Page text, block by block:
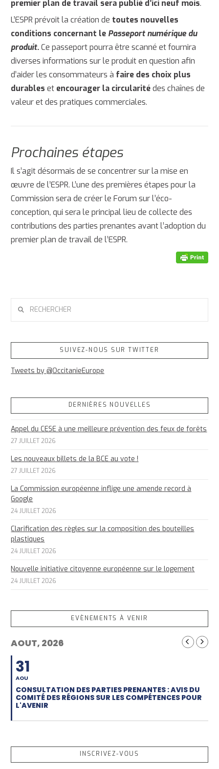
premier plan de travail sera publié d’ici neuf mois.
L’ESPR prévoit la création de toutes nouvelles
conditions concernant le Passeport numérique du
produit.Ce passeport pourra être scanné et fournira
diverses informations sur le produit en question afin
d’aider les consommateurs à faire des choix plus
durables et encourager la circularitédes chaînes de
valeur et des pratiques commerciales.
Prochaines étapes
Il s’agit désormais de se concentrer sur la mise en
œuvre de l’ESPR. L’une des premières étapes pour la
Commission sera de créer le Forum sur l’éco-
conception, qui sera le principal lieu de collecte des
contributions des parties prenantes avant l’adoption du
premier plan de travail de l’ESPR.
SUIVEZ-NOUS SUR TWITTER
Tweets by @OccitanieEurope
DERNIÈRES NOUVELLES
Appel du CESE à une meilleure prévention des feux de forêts
27 JUILLET 2026
Les nouveaux billets de la BCE au vote !
27 JUILLET 2026
La Commission européenne inflige une amende record à
Google
24 JUILLET 2026
Clarification des règles sur la composition des bouteilles
plastiques
24 JUILLET 2026
Nouvelle initiative citoyenne européenne sur le logement
24 JUILLET 2026
EVÈNEMENTS À VENIR
AOUT, 2026
31
AOU
CONSULTATION DES PARTIES PRENANTES : AVIS DU
COMITÉ DES RÉGIONS SUR LES COMPÉTENCES POUR
L'AVENIR
INSCRIVEZ-VOUS